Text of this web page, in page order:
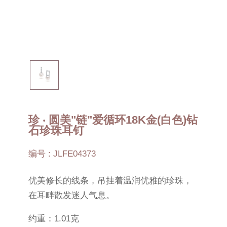
珍 ‧ 圆美"链"爱循环18K金(白色)钻
石珍珠耳钉
编号 : JLFE04373
优美修长的线条，吊挂着温润优雅的珍珠，
在耳畔散发迷人气息。
约重：1.01克